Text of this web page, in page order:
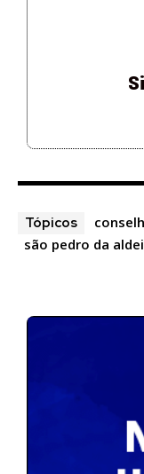
Tópicos
são pedro da